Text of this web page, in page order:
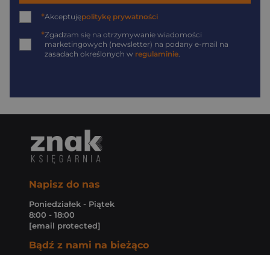
*Akceptujępolitykę prywatności
*Zgadzam się na otrzymywanie wiadomości
marketingowych (newsletter) na podany e-mail na
zasadach określonych w regulaminie
Napisz do nas
Poniedziałek - Piątek
8:00 - 18:00
[email protected]
Bądź z nami na bieżąco